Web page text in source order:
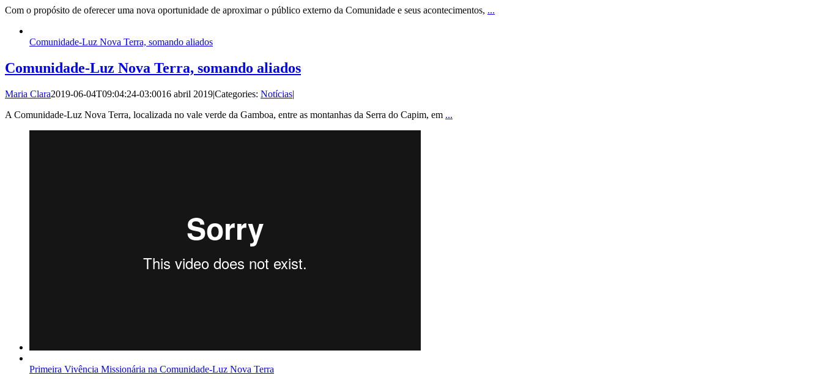
Com o propósito de oferecer uma nova oportunidade de aproximar o público externo da Comunidade e seus acontecimentos, ...
Comunidade-Luz Nova Terra, somando aliados
Comunidade-Luz Nova Terra, somando aliados
Maria Clara2019-06-04T09:04:24-03:0016 abril 2019|Categories: Notícias|
A Comunidade-Luz Nova Terra, localizada no vale verde da Gamboa, entre as montanhas da Serra do Capim, em ...
Primeira Vivência Missionária na Comunidade-Luz Nova Terra